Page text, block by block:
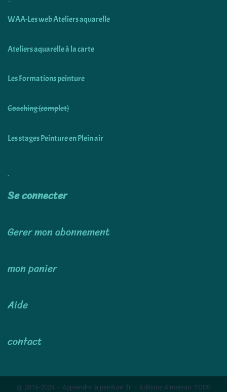
WAA-Les web Ateliers aquarelle
Ateliers aquarelle à la carte
Les Formations peinture
Coaching (complet)
Les stages Peinture en Plein air
Se connecter
Gerer mon abonnement
mon panier
Aide
contact
@ 2016-2024 – Apprendre la peinture .fr – Editions Almeisan TOUS